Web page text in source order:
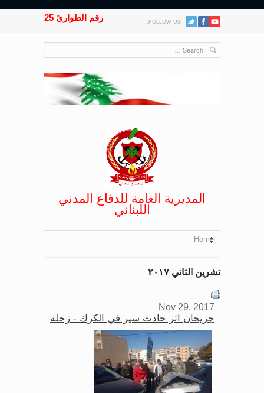
FOLLOW US: رقم الطوارئ 125
المديرية العامة للدفاع المدني
اللبناني
Home
تشرين الثاني ٢٠١٧
Nov 29, 2017
جريحان اثر حادث سير في الكرك - زحلة